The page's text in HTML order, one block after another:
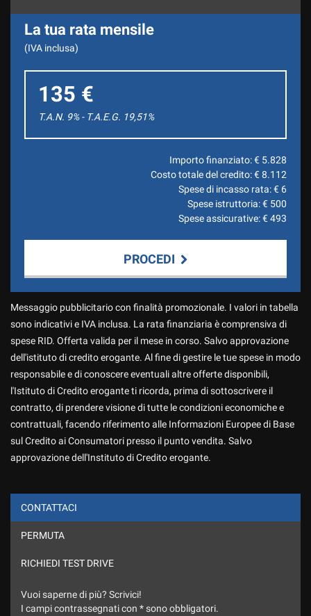
La tua rata mensile
(IVA inclusa)
135 €
T.A.N. 9% - T.A.E.G. 19,51%
Importo finanziato: € 5.828
Costo totale del credito: €8.112
Spese di incasso rata: € 6
Spese istruttoria: € 500
Spese assicurative: €493
PROCEDI
Contattaci
ho letto ed accetto l'informativa privacy *
marketing
Invia la tua richiesta
Messaggio pubblicitario con finalità promozionale. I valori in tabella
sono indicativi e IVA inclusa. La rata finanziaria è comprensiva di
spese RID. Offerta valida per il mese in corso. Salvo approvazione
dell'istituto di credito erogante. Al fine di gestire le tue spese in modo
responsabile e di conoscere eventuali altre offerte disponibili,
l'Istituto di Credito erogante ti ricorda, prima di sottoscrivere il
contratto, di prendere visione di tutte le condizioni economiche e
contrattuali, facendo riferimento alle Informazioni Europee di Base
sul Credito ai Consumatori presso il punto vendita. Salvo
approvazione dell'Instituto di Credito erogante.
CONTATTACI
PERMUTA
RICHIEDI TEST DRIVE
Vuoi saperne di più? Scrivici!
I campi contrassegnati con * sono obbligatori.